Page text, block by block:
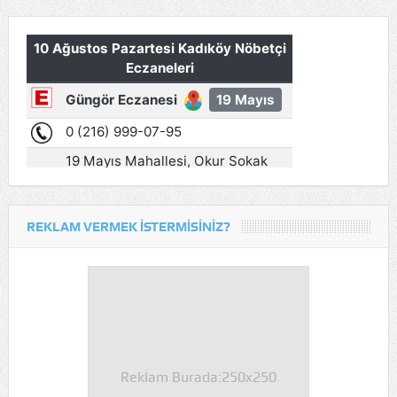
REKLAM VERMEK İSTERMISINIZ?
Reklam Burada:250x250